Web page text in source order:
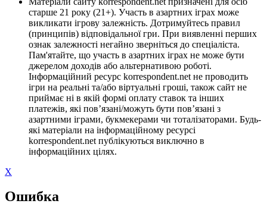
старше 21 року (21+). Участь в азартних іграх може
викликати ігрову залежність. Дотримуйтесь правил
(принципів) відповідальної гри. При виявленні перших
ознак залежності негайно зверніться до спеціаліста.
Пам'ятайте, що участь в азартних іграх не може бути
джерелом доходів або альтернативою роботі.
Інформаційний ресурс korrespondent.net не проводить
ігри на реальні та/або віртуальні гроші, також сайт не
приймає ні в якій формі оплату ставок та інших
платежів, які пов’язані/можуть бути пов’язані з
азартними іграми, букмекерами чи тоталізаторами. Будь-
які матеріали на інформаційному ресурсі
korrespondent.net публікуються виключно в
інформаційних цілях.
X
Ошибка